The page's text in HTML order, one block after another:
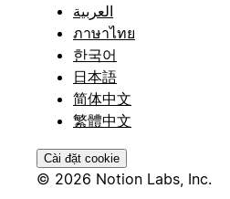
العربية
ภาษาไทย
한국어
日本語
简体中文
繁體中文
Cài đặt cookie
© 2026 Notion Labs, Inc.